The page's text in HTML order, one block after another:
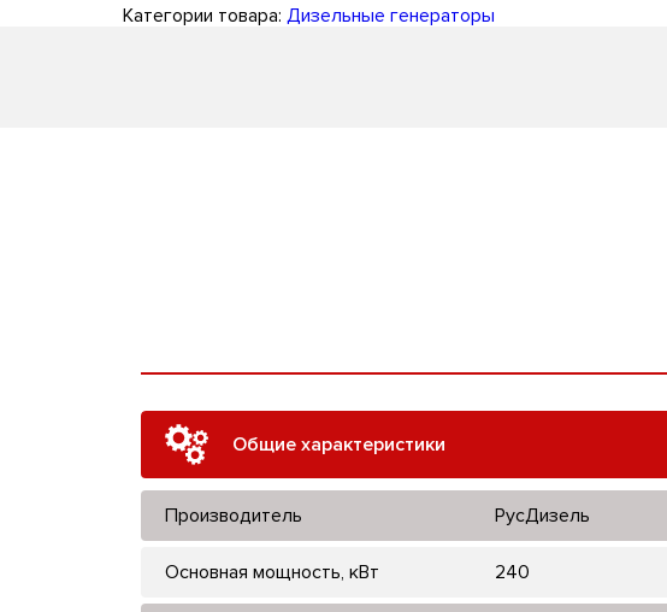
Категории товара: Дизельные генераторы
Общие характеристики
Производитель РусДизель
Основная мощность, кВт 240